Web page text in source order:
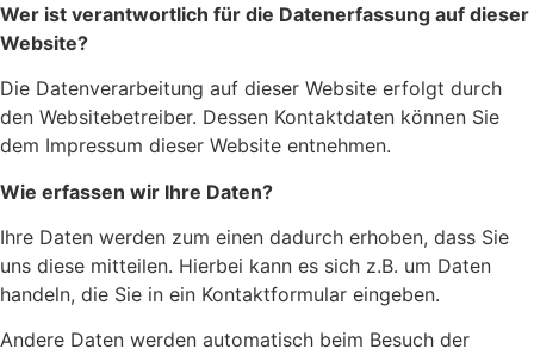
Wer ist verantwortlich für die Datenerfassung auf dieser
Website?
Die Datenverarbeitung auf dieser Website erfolgt durch
den Websitebetreiber. Dessen Kontaktdaten können Sie
dem Impressum dieser Website entnehmen.
Wie erfassen wir Ihre Daten?
Ihre Daten werden zum einen dadurch erhoben, dass Sie
uns diese mitteilen. Hierbei kann es sich z.B. um Daten
handeln, die Sie in ein Kontaktformular eingeben.
Andere Daten werden automatisch beim Besuch der